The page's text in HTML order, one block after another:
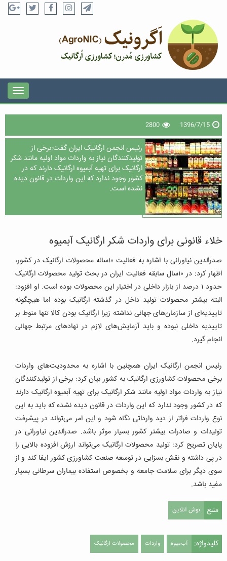
1396/7/15
2800
رئیس انجمن ارگانیک ایران گفت:برخی از
تولیدکنندگان نیاز به واردات مواد اولیه مانند شکر
ارگانیک برای تهیه آبمیوه ارگانیک دارند که در
کشور وجود ندارد که این واردات در قانون دیده
نشده است.
خلاء قانونی برای واردات شکر ارگانیک آبمیوه
صدرالدین نیاورانی با اشاره به فعالیت ۱۰ساله محصولات ارگانیک در کشور،
اظهار کرد: در ۱۰سال سابقه فعالیت ایران در بحث تولید محصولات ارگانیک
حدود ۱ درصد از بازار داخلی در اختیار این محصولات بوده است. او افزود:
البته بیشتر محصولات تولید داخل در گذشته ارگانیک بوده اما هیچگونه
تاییدیه‌ای از سازمان‌های جهانی نداشته زیرا ارگانیک بودن کالا تنها منوط بر
تاییدیه داخلی نبوده و باید آزمایش‌های لازم در نهادهای مرتبط جهانی
انجام گیرد.
رئیس انجمن ارگانیک ایران همچنین با اشاره به محدودیت‌های واردات
برخی محصولات کشاورزی ارگانیک به کشور بیان کرد: برخی از تولیدکنندگان
نیاز به واردات مواد اولیه مانند شکر ارگانیک برای تهیه آبمیوه ارگانیک دارند
که در کشور وجود ندارد که این واردات در قانون دیده نشده که باید به این
نوع واردات فراتر از دید وارداتی نگاه شود و این امر می‌تواند در پیشرفت
تولیدات و صادرات بیشتر کشور بسیار موثر باشد. صدرالدین نیاورانی در
پایان تصریح کرد: تولید محصولات ارگانیک می‌تواند ارزش افزوده بالایی را
در پی داشته و نقش بسزایی در توسعه صنعت کشاورزی کشور ایفا کند و از
سوی دیگر برای سلامت جامعه و بخصوص استفاده بیماران سرطانی بسیار
مفید باشد.
منبع نوش آنلاین
کلیدواژه: آب‌میوه واردات محصولات ارگانیک